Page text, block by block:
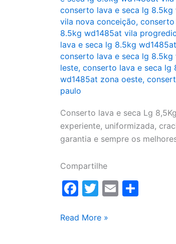
conserto lava e seca lg
vila nova conceição,
8.5kg wd1485at vila
lava e seca lg 8.5kg
conserto lava e seca lg
leste, conserto lava e seca lg
wd1485at zona oeste,
paulo
Conserto lava e seca Lg
experiente, uniformizada,
garantia e sempre os
Compartilhe
F
c
T
itt
E
Conserto
Read More »